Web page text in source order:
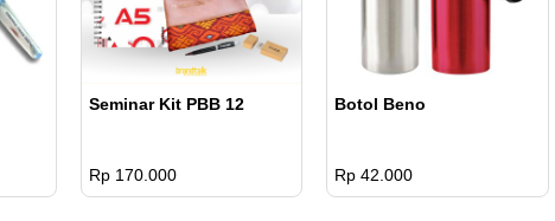
Seminar Kit PBB 12
Rp 170.000
Botol Beno
Rp 42.000